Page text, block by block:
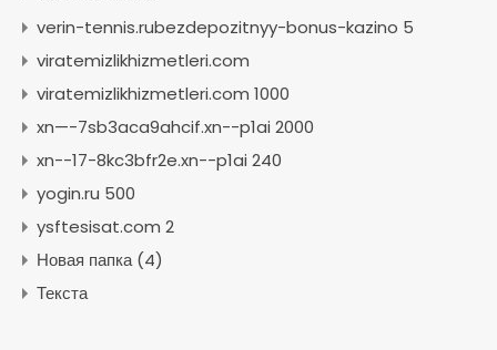
verin-tennis.rubezdepozitnyy-bonus-kazino 5
viratemizlikhizmetleri.com
viratemizlikhizmetleri.com 1000
xn—-7sb3aca9ahcif.xn--p1ai 2000
xn--17-8kc3bfr2e.xn--p1ai 240
yogin.ru 500
ysftesisat.com 2
Новая папка (4)
Текста